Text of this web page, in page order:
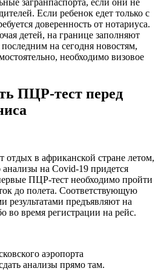
загранпаспорта, если они не
Если ребенок едет только с
доверенность от нотариуса.
детей, на границе заполняют
на сегодня новостям,
необходимо визовое
ПЦР-тест перед
отдых в африканской стране летом,
на Covid-19 придется
ПЦР-тест необходимо пройти
до полета. Соответствующую
результатами предъявляют на
во время регистрации на рейс.
аэропорта
анализы прямо там.